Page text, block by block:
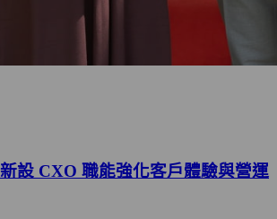
設 CXO 職能強化客戶體驗與營運